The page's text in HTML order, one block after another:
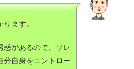
ます。
惑があるので、ソレ
分自身をコントロー